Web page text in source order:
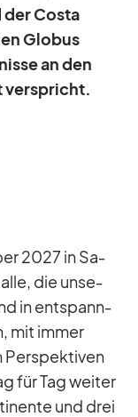
der Costa
Glo­bus
an den
ver­spricht.
2027 in Sa­
alle, die un­se­
in ent­spann­
mit im­mer
Per­spek­ti­ven
für Tag wei­ter
und drei